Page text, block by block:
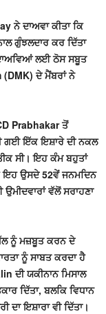
ਨੇ ਦਾਅਵਾ ਕੀਤਾ ਕਿ
ਗੁੰਝਲਦਾਰ ਕਰ ਦਿੱਤਾ
ਲਈ ਠੋਸ ਸਬੂਤ
ਦੇ ਮੈਂਬਰਾਂ ਨੇ
Prabhakar ਤੋਂ
ਗਈ ਇੱਕ ਇਸ਼ਾਰੇ ਦੀ ਨਕਲ
ਸੀ। ਇਹ ਕੰਮ ਬਹੁਤਾਂ
ਇਹ ਉਸਦੇ 52ਵੇਂ ਜਨਮਦਿਨ
ਵੱਲੋਂ ਸਰਾਹਣਾ
ਨੂੰ ਮਜ਼ਬੂਤ ਕਰਨ ਦੇ
ਨੂੰ ਸਾਬਤ ਕਰਦਾ ਹੈ
ਦੀ ਯਕੀਨਾਨ ਮਿਸਾਲ
ਦਿੱਤਾ, ਬਲਕਿ ਵਿਧਾਨ
ਦਾ ਇਸ਼ਾਰਾ ਵੀ ਦਿੱਤਾ।